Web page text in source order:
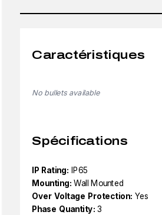
Caractéristiques
No bullets available
Spécifications
IP Rating: IP65
Mounting: Wall Mounted
Over Voltage Protection: Yes
Phase Quantity: 3